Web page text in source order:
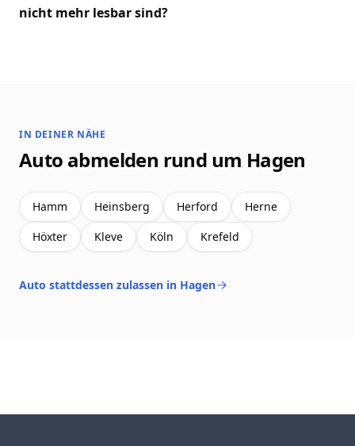
nicht mehr lesbar sind?
IN DEINER NÄHE
Auto abmelden rund um Hagen
Hamm Heinsberg Herford
Herne
Höxter
Kleve Köln Krefeld
Auto stattdessen zulassen in Hagen